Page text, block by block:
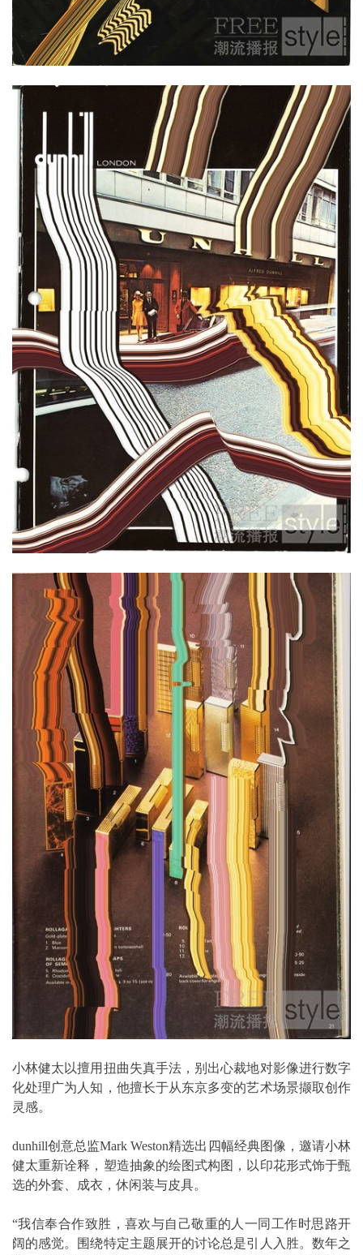
小林健太以擅用扭曲失真手法，别出心裁地对影像进行数字
化处理广为人知，他擅长于从东京多变的艺术场景撷取创作
灵感。
dunhill创意总监Mark Weston精选出四幅经典图像，邀请小林
健太重新诠释，塑造抽象的绘图式构图，以印花形式饰于甄
选的外套、成衣，休闲装与皮具。
“我信奉合作致胜，喜欢与自己敬重的人一同工作时思路开
阔的感觉。围绕特定主题展开的讨论总是引人入胜。数年之